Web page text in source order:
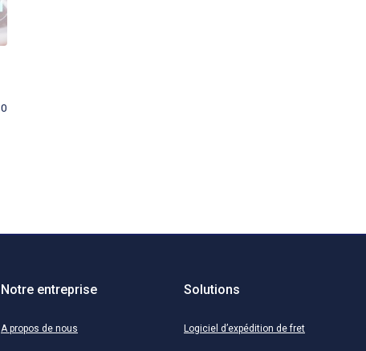
0
Notre entreprise
A propos de nous
Solutions
Logiciel d’expédition de fret